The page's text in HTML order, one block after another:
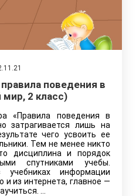
поведения в
2 класс)
«Правила поведения в
затрагивается лишь на
чего усвоить ее
Тем не менее никто
дисциплина и порядок
спутниками учебы.
информации
и из интернета, главное —
…